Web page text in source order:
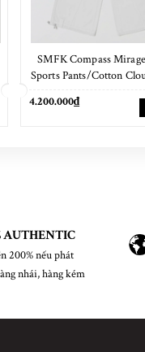
SMFK Compass
Sports Pants/Cotton
4.200.000₫
AUTHENTIC
200% nếu phát
nhái, hàng kém